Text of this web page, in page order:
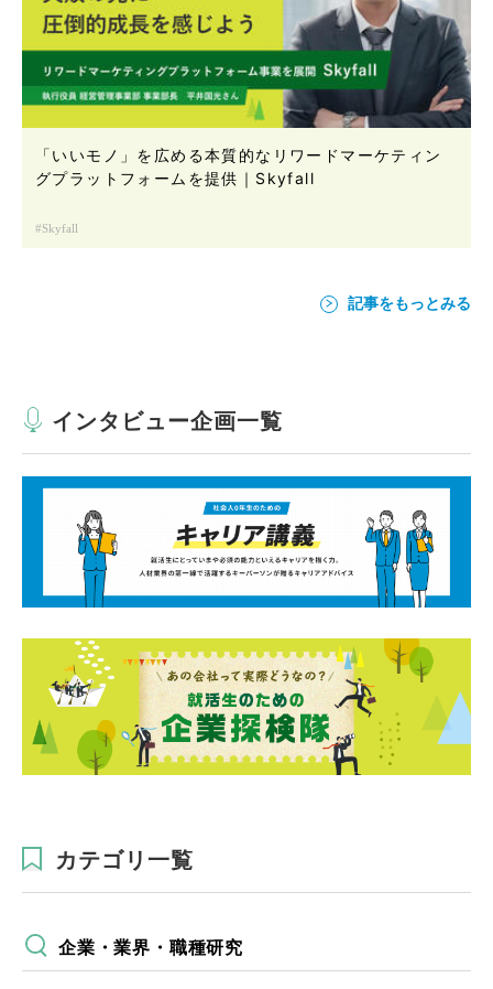
「いいモノ」を広める本質的なリワードマーケティン
グプラットフォームを提供｜Skyfall
Skyfall
記事をもっとみる
インタビュー企画一覧
カテゴリ一覧
企業・業界・職種研究